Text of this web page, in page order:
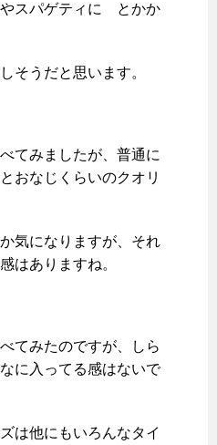
スパゲティに とかか
そうだと思います。
てみましたが、普通に
おなじくらいのクオリ
気になりますが、それ
はありますね。
てみたのですが、しら
に入ってる感はないで
は他にもいろんなタイ